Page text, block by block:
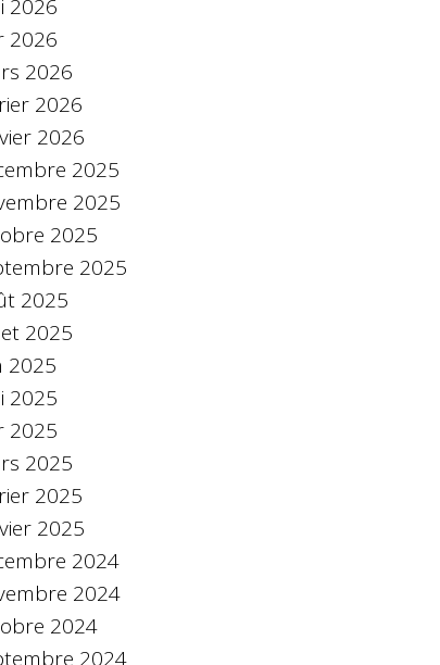
2026
2026
2026
2026
2026
2025
2025
2025
2025
2025
2025
2025
2025
2025
2025
2025
2025
2024
2024
2024
2024